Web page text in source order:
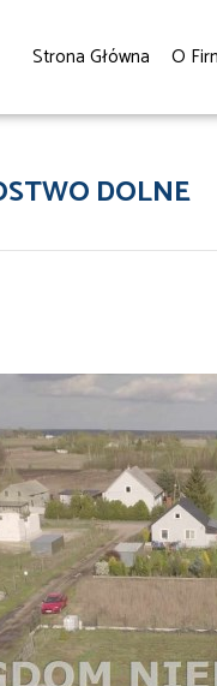
Strona Główna O
DOLNE